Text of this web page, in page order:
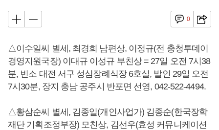
0
△이수일씨 별세, 최경희 남편상, 이정규(전 충청투데이
경영지원국장) 이대규 이성규 부친상 = 27일 오전 7시38
분, 빈소 대전 서구 성심장례식장 6호실, 발인 29일 오전
7시30분, 장지 충남 공주시 반포면 선영, 042-522-4494.
△황삼순씨 별세, 김종일(개인사업가) 김종순(한국장학
재단 기획조정부장) 모친상, 김선우(효성 커뮤니케이션